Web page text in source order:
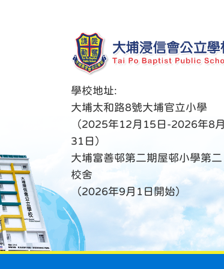
學校地址:
大埔太和路8號大埔官立小學
（2025年12月15日-2026年8月
31日）
大埔富善邨第二期屋邨小學第二
校舍
（2026年9月1日開始）